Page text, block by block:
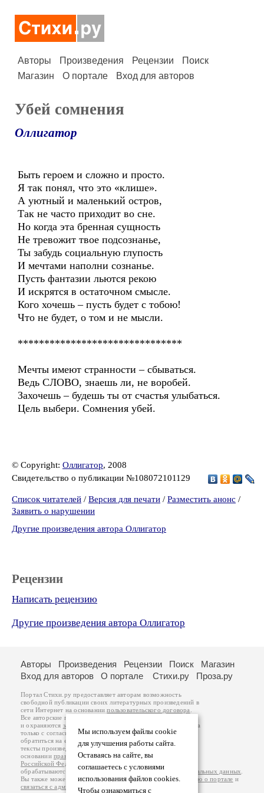
Авторы Произведения Рецензии
Поиск
Магазин
О портале Вход для авторов
Убей сомнения
Оллигатор
Быть героем и сложно и просто.
Я так понял, что это «клише».
А уютный и маленький остров,
Так не часто приходит во сне.
Но когда эта бренная сущность
Не тревожит твое подсознанье,
Ты забудь социальную глупость
И мечтами наполни сознанье.
Пусть фантазии льются рекою
И искрятся в остаточном смысле.
Кого хочешь – пусть будет с тобою!
Что не будет, о том и не мысли.
*******************************
Мечты имеют странности – сбываться.
Ведь СЛОВО, знаешь ли, не воробей.
Захочешь – будешь ты от счастья улыбаться.
Цель выбери. Сомнения убей.
© Copyright: Оллигатор, 2008
Свидетельство о публикации №108072101129
Список читателей / Версия для печати / Разместить анонс /
Заявить о нарушении
Другие произведения автора Оллигатор
Рецензии
Написать рецензию
Другие произведения автора Оллигатор
Мы используем файлы cookie
для улучшения работы сайта.
Оставаясь на сайте, вы
соглашаетесь с условиями
использования файлов cookies.
Чтобы ознакомиться с
Авторы Произведения Рецензии Поиск
Магазин
Вход для авторов
О портале Стихи.ру Проза.ру
Портал Стихи.ру предоставляет авторам возможность
свободной публикации своих литературных произведений в
сети Интернет на основаниипользовательского договора
Все авторские права на произведения принадлежат авторам
и охраняются законом
. Перепечатка произведений возможна
только с согласия его автора, к которому вы можете
обратиться на его авторской странице. Ответственность за
тексты произведений авторы несут самостоятельно на
основанииправил публикацииизаконодательства
Российской Федерации
обрабатываются на основанииПолитики обработки персональных данных
Вы также можете посмотреть более подробнуюинформацию о портале и
связаться с администрацией